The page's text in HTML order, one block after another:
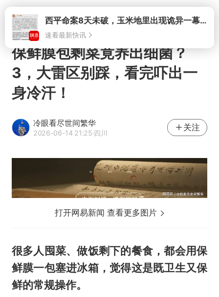
打开
保鲜膜包剩菜竟养出细菌？
3，大雷区别踩，看完吓出一
身冷汗！
冷眼看尽世间繁华
2026-06-14 21:25·四川
关注
打开网易新闻 查看更多图片
很多人囤菜、做饭剩下的餐食，都会用保
鲜膜一包塞进冰箱，觉得这是既卫生又保
鲜的常规操作。